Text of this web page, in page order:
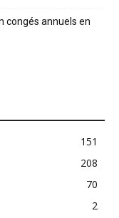
congés annuels en
151
208
70
2